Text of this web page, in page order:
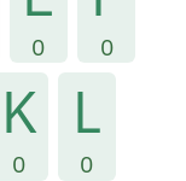
0 0
K
0
L
0